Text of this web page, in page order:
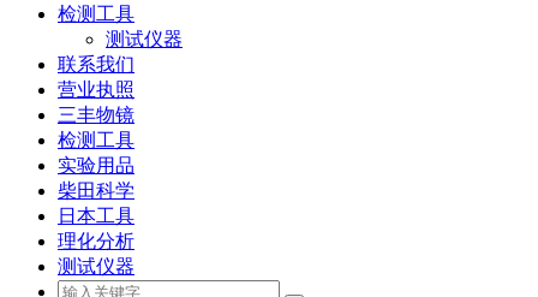
检测工具
测试仪器
联系我们
营业执照
三丰物镜
检测工具
实验用品
柴田科学
日本工具
理化分析
测试仪器